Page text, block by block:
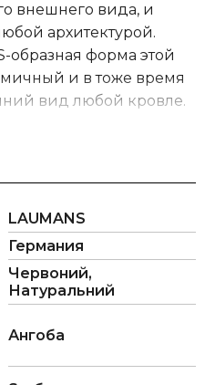
внешнего вида, и
архитектурой.
образная форма этой
и в тоже время
вид любой кровле.
мелкоформатной
14,2 шт/м².
заключается в
имеет самое
стыка четырех
всей
ее покрытие: ангоб
с достаточно
переходят из
LAUMANS
Германия
Червоний,
Натуральний
Ангоба